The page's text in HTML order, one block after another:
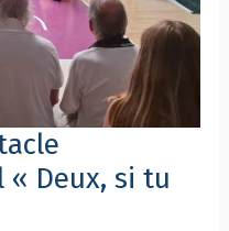
Deux, si tu